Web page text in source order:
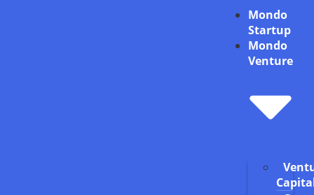
Mondo
Startup
Mondo
Venture